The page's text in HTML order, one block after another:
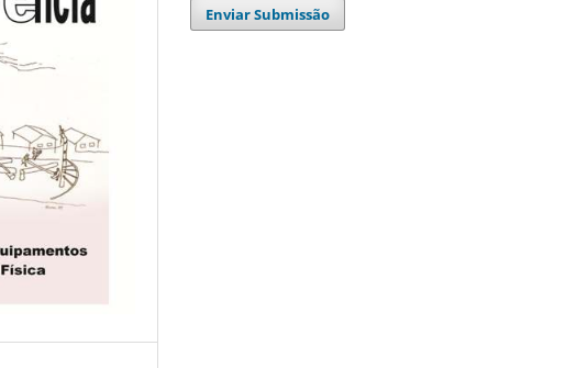
Enviar Submissão